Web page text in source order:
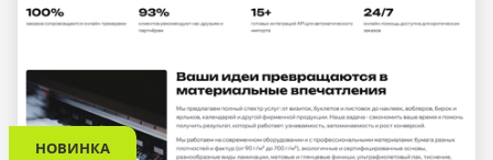
НОВИНКА